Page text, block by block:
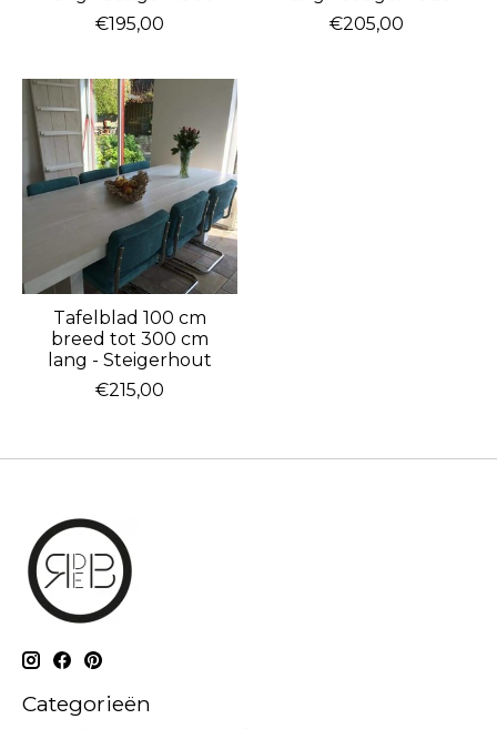
€195,00
€205,00
Tafelblad 100 cm
breed tot 300 cm
lang - Steigerhout
€215,00
Categorieën